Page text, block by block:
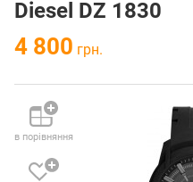
раніше
Diesel DZ 1830
4 800 грн.
в порівняння